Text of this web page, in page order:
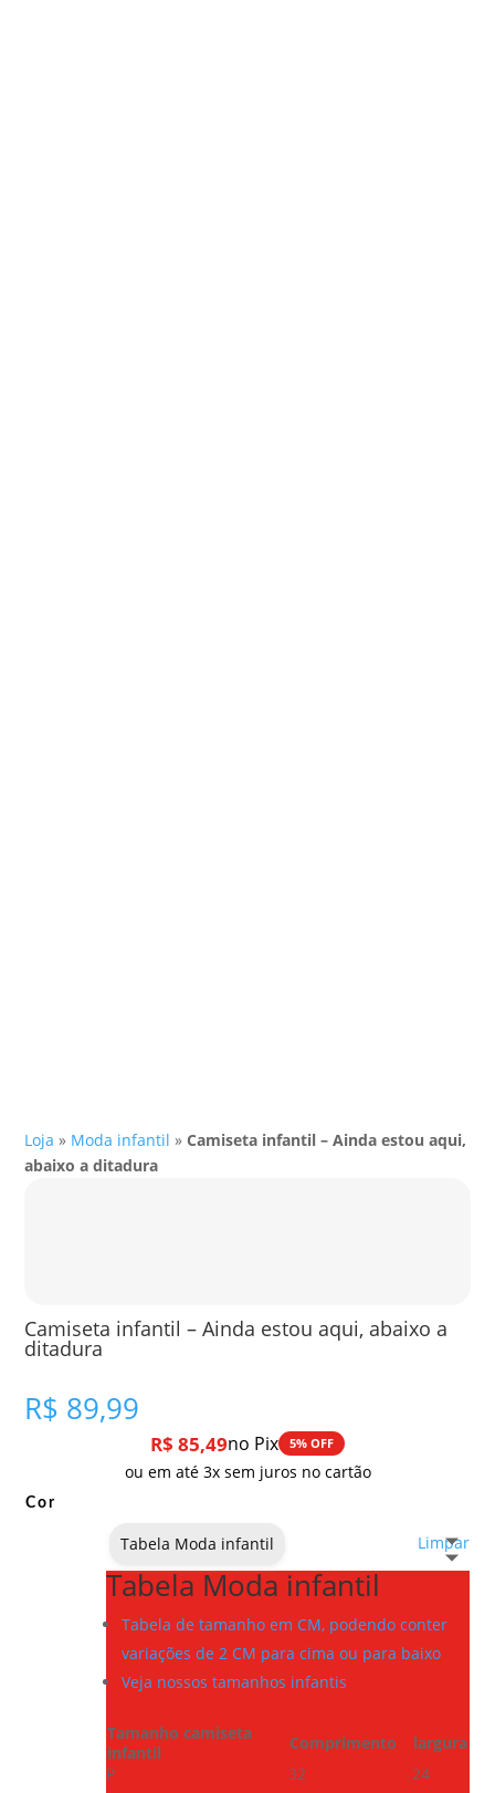
Loja » Moda infantil »Camiseta infantil – Ainda estou aqui,
abaixo a ditadura
Camiseta infantil – Ainda estou aqui, abaixo a
ditadura
R$ 89,99
R$ 85,49no Pix 5% OFF
ou em até 3x sem juros no cartão
Cor
Limpar
Tabela Moda infantil
Tabela Moda infantil
Tabela de tamanho em CM, podendo conter
variações de 2 CM para cima ou para baixo
Veja nossos tamanhos infantis
Tamanho camiseta
infantil
Comprimento
largura
P
32 24